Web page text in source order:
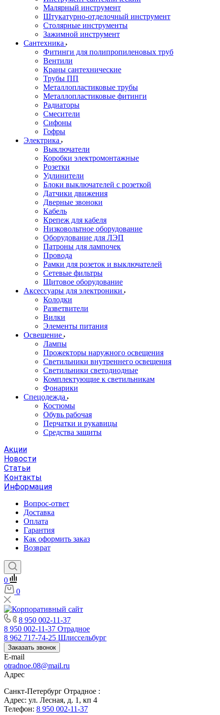
Малярный инструмент
Штукатурно-отделочный инструмент
Cтолярные инструменты
Зажимной инструмент
Сантехника
Фитинги для полипропиленовых труб
Вентили
Краны сантехнические
Трубы ПП
Металлопластиковые трубы
Металлопластиковые фитинги
Радиаторы
Смесители
Сифоны
Гофры
Электрика
Выключатели
Коробки электромонтажные
Розетки
Удлинители
Блоки выключателей с розеткой
Датчики движения
Дверные звоноки
Кабель
Крепеж для кабеля
Низковольтное оборудование
Оборудование для ЛЭП
Патроны для лампочек
Провода
Рамки для розеток и выключателей
Сетевые фильтры
Щитовое оборудование
Аксессуары для электроники
Колодки
Разветвители
Вилки
Элементы питания
Освещение
Лампы
Прожекторы наружного освещения
Светильники внутреннего освещения
Светильники светодиодные
Комплектующие к светильникам
Фонарики
Спецодежда
Костюмы
Обувь рабочая
Перчатки и рукавицы
Средства защиты
Акции
Новости
Статьи
Контакты
Информация
Вопрос-ответ
Доставка
Оплата
Гарантия
Как оформить заказ
Возврат
0
0
8 950 002-11-37
8 950 002-11-37 Отрадное
8 962 717-74-25 Шлиссельбург
Заказать звонок
E-mail
otradnoe.08@mail.ru
Адрес
Санкт-Петербург Отрадное :
Адрес: ул. Лесная, д. 1, кп 4
Телефон: 8 950 002-11-37